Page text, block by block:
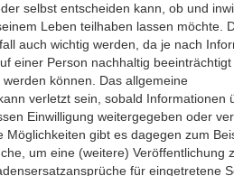
selbst entscheiden kann, ob und
Leben teilhaben lassen möchte.
auch wichtig werden, da je nach
einer Person nachhaltig
können. Das allgemeine
verletzt sein, sobald Informationen
Einwilligung weitergegeben oder
Möglichkeiten gibt es dagegen zum
um eine (weitere) Veröffentlichung
für eingetretene